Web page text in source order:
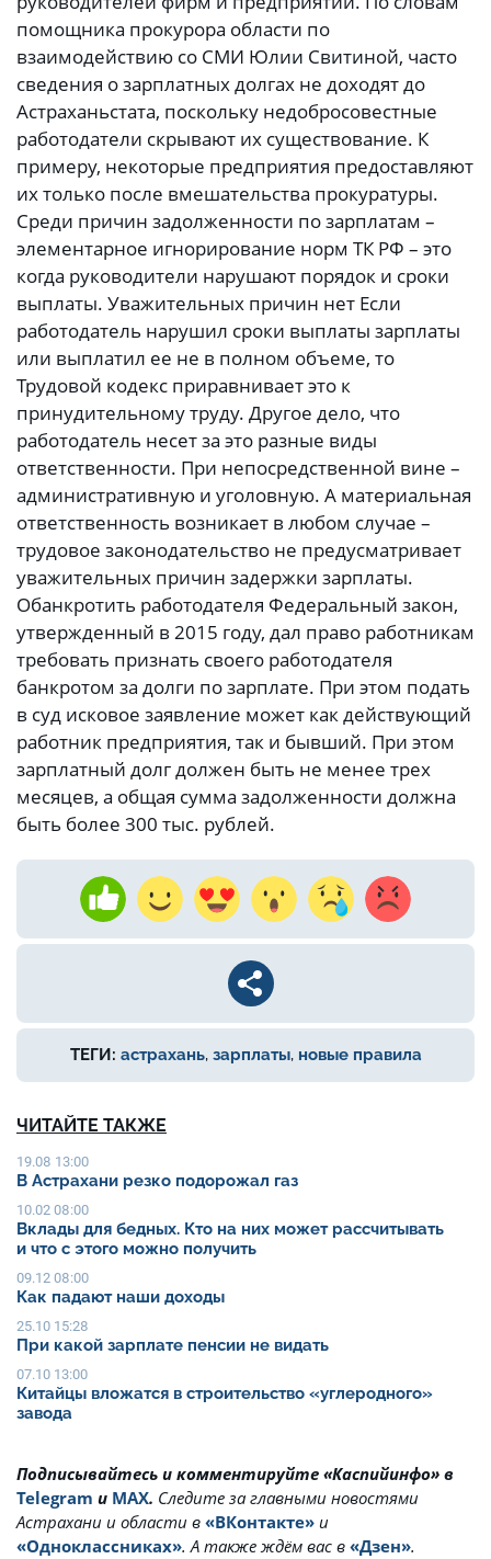
помощника прокурора области по
взаимодействию со СМИ Юлии Свитиной, часто
сведения о зарплатных долгах не доходят до
Астраханьстата, поскольку недобросовестные
работодатели скрывают их существование. К
примеру, некоторые предприятия предоставляют
их только после вмешательства прокуратуры.
Среди причин задолженности по зарплатам –
элементарное игнорирование норм ТК РФ – это
когда руководители нарушают порядок и сроки
выплаты. Уважительных причин нет Если
работодатель нарушил сроки выплаты зарплаты
или выплатил ее не в полном объеме, то
Трудовой кодекс приравнивает это к
принудительному труду. Другое дело, что
работодатель несет за это разные виды
ответственности. При непосредственной вине –
административную и уголовную. А материальная
ответственность возникает в любом случае –
трудовое законодательство не преду­сматривает
уважительных причин задержки зарплаты.
Обанкротить работодателя Федеральный закон,
утвержденный в 2015 году, дал право работникам
требовать признать своего работодателя
банкротом за долги по зарплате. При этом подать
в суд исковое заявление может как действующий
работник предприятия, так и бывший. При этом
зарплатный долг должен быть не менее трех
месяцев, а общая сумма задолженности должна
быть более 300 тыс. рублей.
ТЕГИ: астрахань, зарплаты, новые правила
ЧИТАЙТЕ ТАКЖЕ
19.08 13:00
В Астрахани резко подорожал газ
10.02 08:00
Вклады для бедных. Кто на них может рассчитывать
и что с этого можно получить
09.12 08:00
Как падают наши доходы
25.10 15:28
При какой зарплате пенсии не видать
07.10 13:00
Китайцы вложатся в строительство «углеродного»
завода
Подписывайтесь и комментируйте «Каспийинфо» в
Telegram и MAX. Cледите за главными новостями
Астрахани и области в «ВКонтакте» и
«Одноклассниках». А также ждём вас в «Дзен».